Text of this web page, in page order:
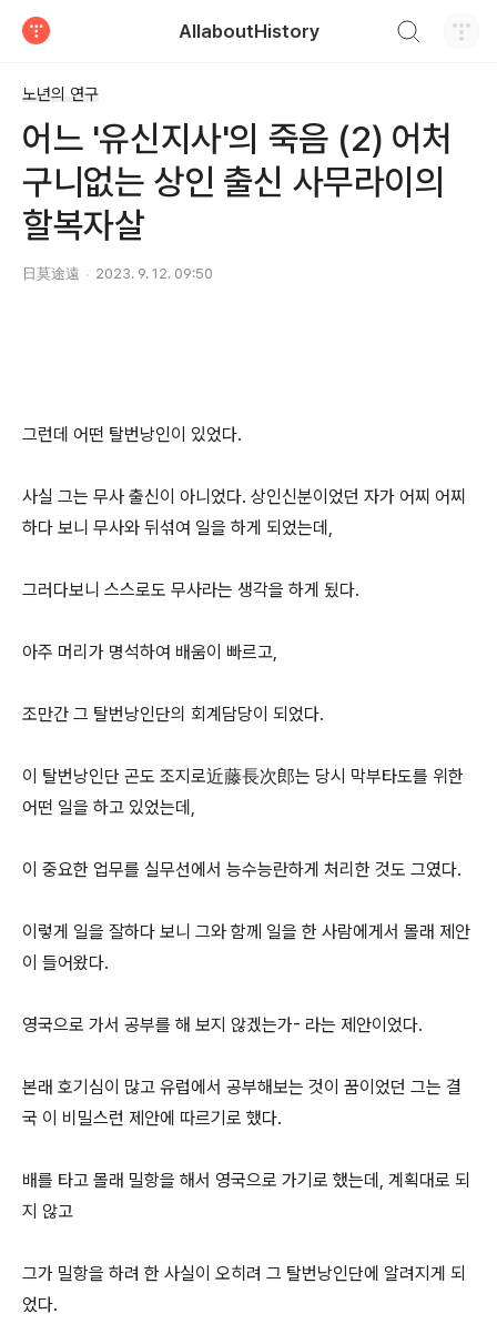
AllaboutHistory
노년의 연구
어느 '유신지사'의 죽음 (2) 어처
구니없는 상인 출신 사무라이의
할복자살
日莫途遠 2023. 9. 12. 09:50
그런데 어떤 탈번낭인이 있었다.
사실 그는 무사 출신이 아니었다. 상인신분이었던 자가 어찌 어찌
하다 보니 무사와 뒤섞여 일을 하게 되었는데,
그러다보니 스스로도 무사라는 생각을 하게 됬다.
아주 머리가 명석하여 배움이 빠르고,
조만간 그 탈번낭인단의 회계담당이 되었다.
이 탈번낭인단 곤도 조지로近藤長次郎는 당시 막부타도를 위한
어떤 일을 하고 있었는데,
이 중요한 업무를 실무선에서 능수능란하게 처리한 것도 그였다.
이렇게 일을 잘하다 보니 그와 함께 일을 한 사람에게서 몰래 제안
이 들어왔다.
영국으로 가서 공부를 해 보지 않겠는가- 라는 제안이었다.
본래 호기심이 많고 유럽에서 공부해보는 것이 꿈이었던 그는 결
국 이 비밀스런 제안에 따르기로 했다.
배를 타고 몰래 밀항을 해서 영국으로 가기로 했는데, 계획대로 되
지 않고
그가 밀항을 하려 한 사실이 오히려 그 탈번낭인단에 알려지게 되
었다.